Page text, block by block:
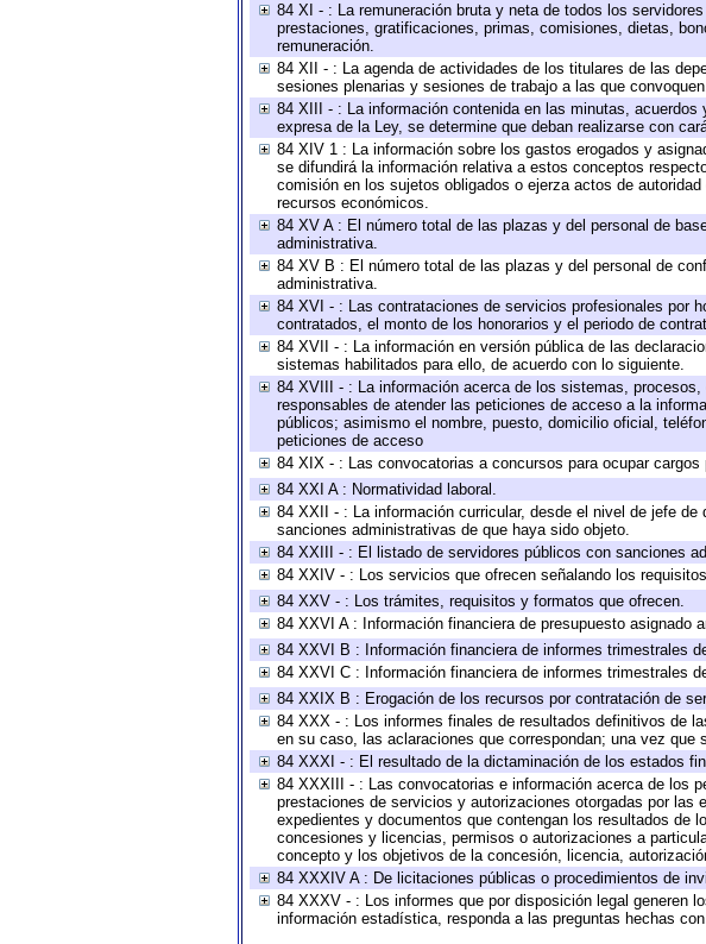
84 XI - : La remuneración bruta y neta de todos los
prestaciones, gratificaciones, primas, comisiones, dietas,
remuneración.
84 XII - : La agenda de actividades de los titulares de las
sesiones plenarias y sesiones de trabajo a las que
84 XIII - : La información contenida en las minutas,
expresa de la Ley, se determine que deban realizarse con
84 XIV 1 : La información sobre los gastos erogados y
se difundirá la información relativa a estos conceptos
comisión en los sujetos obligados o ejerza actos de
recursos económicos.
84 XV A : El número total de las plazas y del personal de
administrativa.
84 XV B : El número total de las plazas y del personal de
administrativa.
84 XVI - : Las contrataciones de servicios profesionales por
contratados, el monto de los honorarios y el periodo de
84 XVII - : La información en versión pública de las
sistemas habilitados para ello, de acuerdo con lo siguiente.
84 XVIII - : La información acerca de los sistemas,
responsables de atender las peticiones de acceso a la
públicos; asimismo el nombre, puesto, domicilio oficial,
peticiones de acceso
84 XIX - : Las convocatorias a concursos para ocupar
84 XXI A : Normatividad laboral.
84 XXII - : La información curricular, desde el nivel de jefe
sanciones administrativas de que haya sido objeto.
84 XXIII - : El listado de servidores públicos con sanciones
84 XXIV - : Los servicios que ofrecen señalando los
84 XXV - : Los trámites, requisitos y formatos que ofrecen.
84 XXVI A : Información financiera de presupuesto asignado
84 XXVI B : Información financiera de informes trimestrales
84 XXVI C : Información financiera de informes trimestrales
84 XXIX B : Erogación de los recursos por contratación de
84 XXX - : Los informes finales de resultados definitivos de
en su caso, las aclaraciones que correspondan; una vez
84 XXXI - : El resultado de la dictaminación de los estados
84 XXXIII - : Las convocatorias e información acerca de los
prestaciones de servicios y autorizaciones otorgadas por
expedientes y documentos que contengan los resultados de
concesiones y licencias, permisos o autorizaciones a
concepto y los objetivos de la concesión, licencia,
84 XXXIV A : De licitaciones públicas o procedimientos de
84 XXXV - : Los informes que por disposición legal generen
información estadística, responda a las preguntas hechas